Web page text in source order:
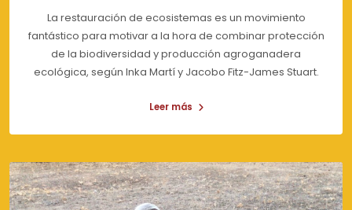
La restauración de ecosistemas es un movimiento
fantástico para motivar a la hora de combinar protección
de la biodiversidad y producción agroganadera
ecológica, según Inka Martí y Jacobo Fitz-James Stuart.
Leer más